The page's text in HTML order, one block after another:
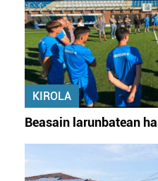
KIROLA
Beasain larunbatean